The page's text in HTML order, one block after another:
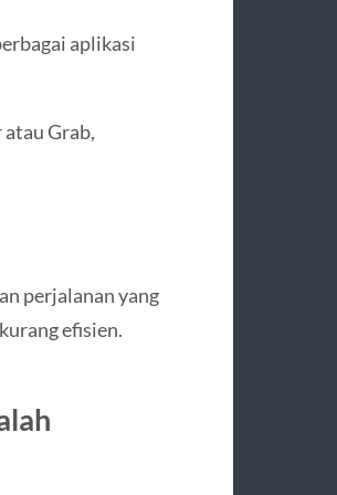
aplikasi
Grab,
perjalanan yang
efisien.